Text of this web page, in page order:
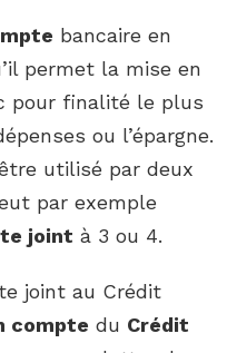
bancaire en
permet la mise en
pour finalité le plus
ou l’épargne.
utilisé par deux
par exemple
joint à 3 ou 4.
joint au Crédit
compte du Crédit